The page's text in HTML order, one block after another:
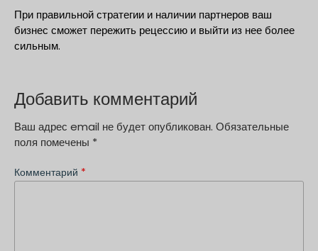
При правильной стратегии и наличии партнеров ваш
бизнес сможет пережить рецессию и выйти из нее более
сильным.
Добавить комментарий
Ваш адрес email не будет опубликован. Обязательные
поля помечены *
Комментарий *